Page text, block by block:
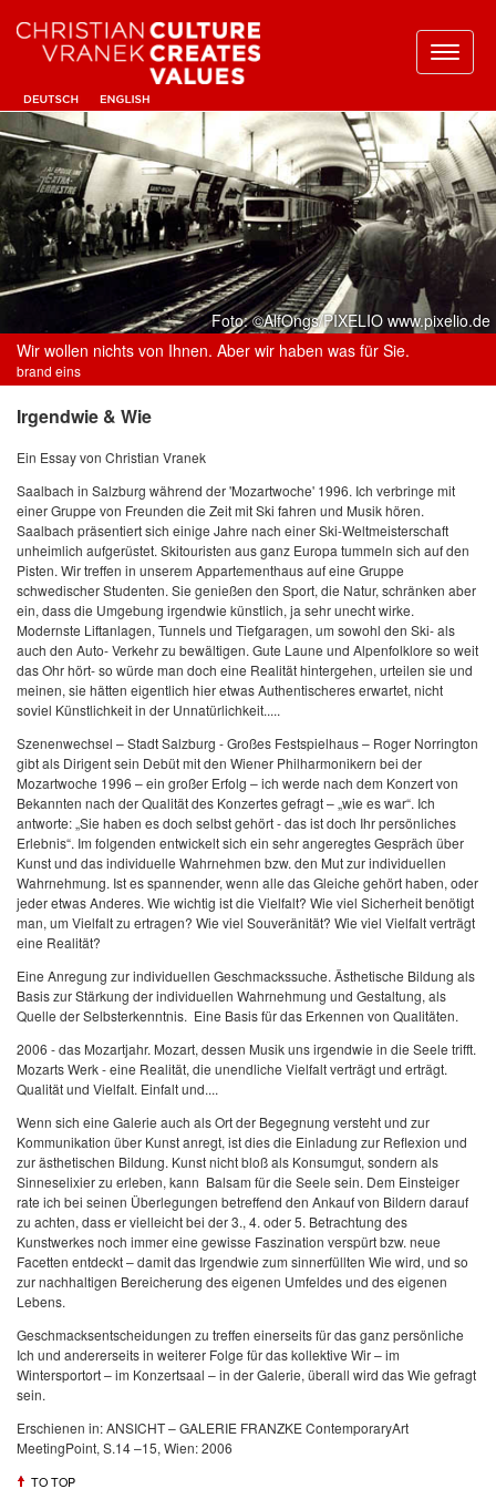
Foto: ©AlfOngs/PIXELIO www.pixelio.de
Wir wollen nichts von Ihnen. Aber wir haben was für Sie.
brand eins
Irgendwie & Wie
Ein Essay von Christian Vranek
Saalbach in Salzburg während der 'Mozartwoche' 1996. Ich verbringe mit
einer Gruppe von Freunden die Zeit mit Ski fahren und Musik hören.
Saalbach präsentiert sich einige Jahre nach einer Ski-Weltmeisterschaft
unheimlich aufgerüstet. Skitouristen aus ganz Europa tummeln sich auf den
Pisten. Wir treffen in unserem Appartementhaus auf eine Gruppe
schwedischer Studenten. Sie genießen den Sport, die Natur, schränken aber
ein, dass die Umgebung irgendwie künstlich, ja sehr unecht wirke.
Modernste Liftanlagen, Tunnels und Tiefgaragen, um sowohl den Ski- als
auch den Auto- Verkehr zu bewältigen. Gute Laune und Alpenfolklore so weit
das Ohr hört- so würde man doch eine Realität hintergehen, urteilen sie und
meinen, sie hätten eigentlich hier etwas Authentischeres erwartet, nicht
soviel Künstlichkeit in der Unnatürlichkeit.....
Szenenwechsel – Stadt Salzburg - Großes Festspielhaus – Roger Norrington
gibt als Dirigent sein Debüt mit den Wiener Philharmonikern bei der
Mozartwoche 1996 – ein großer Erfolg – ich werde nach dem Konzert von
Bekannten nach der Qualität des Konzertes gefragt – „wie es war“. Ich
antworte: „Sie haben es doch selbst gehört - das ist doch Ihr persönliches
Erlebnis“. Im folgenden entwickelt sich ein sehr angeregtes Gespräch über
Kunst und das individuelle Wahrnehmen bzw. den Mut zur individuellen
Wahrnehmung. Ist es spannender, wenn alle das Gleiche gehört haben, oder
jeder etwas Anderes. Wie wichtig ist die Vielfalt? Wie viel Sicherheit benötigt
man, um Vielfalt zu ertragen? Wie viel Souveränität? Wie viel Vielfalt verträgt
eine Realität?
Eine Anregung zur individuellen Geschmackssuche. Ästhetische Bildung als
Basis zur Stärkung der individuellen Wahrnehmung und Gestaltung, als
Quelle der Selbsterkenntnis. Eine Basis für das Erkennen von Qualitäten.
2006 - das Mozartjahr. Mozart, dessen Musik uns irgendwie in die Seele trifft.
Mozarts Werk - eine Realität, die unendliche Vielfalt verträgt und erträgt.
Qualität und Vielfalt. Einfalt und....
Wenn sich eine Galerie auch als Ort der Begegnung versteht und zur
Kommunikation über Kunst anregt, ist dies die Einladung zur Reflexion und
zur ästhetischen Bildung. Kunst nicht bloß als Konsumgut, sondern als
Sinneselixier zu erleben, kann Balsam für die Seele sein. Dem Einsteiger
rate ich bei seinen Überlegungen betreffend den Ankauf von Bildern darauf
zu achten, dass er vielleicht bei der 3., 4. oder 5. Betrachtung des
Kunstwerkes noch immer eine gewisse Faszination verspürt bzw. neue
Facetten entdeckt – damit das Irgendwie zum sinnerfüllten Wie wird, und so
zur nachhaltigen Bereicherung des eigenen Umfeldes und des eigenen
Lebens.
Geschmacksentscheidungen zu treffen einerseits für das ganz persönliche
Ich und andererseits in weiterer Folge für das kollektive Wir – im
Wintersportort – im Konzertsaal – in der Galerie, überall wird das Wie gefragt
sein.
Erschienen in: ANSICHT – GALERIE FRANZKE ContemporaryArt
MeetingPoint, S.14 –15, Wien: 2006
TO TOP